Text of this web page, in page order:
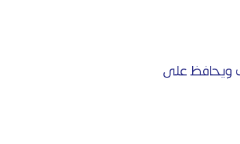
ويحافظ على